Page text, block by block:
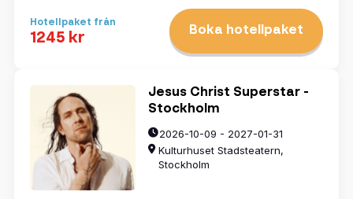
Hotellpaket från
1245 kr Boka hotellpaket
Jesus Christ Superstar -
Stockholm
2026-10-09 - 2027-01-31
Kulturhuset Stadsteatern,
Stockholm